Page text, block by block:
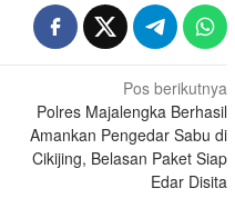
Pos berikutnya
Polres Majalengka Berhasil
Amankan Pengedar Sabu di
Cikijing, Belasan Paket Siap
Edar Disita